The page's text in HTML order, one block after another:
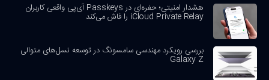
هشدار امنیتی؛ حفره‌ای در Passkeys آی‌پی واقعی کاربران
iCloud Private Relay را فاش می‌کند
بررسی رویکرد مهندسی سامسونگ در توسعه نسل‌های متوالی
Galaxy Z